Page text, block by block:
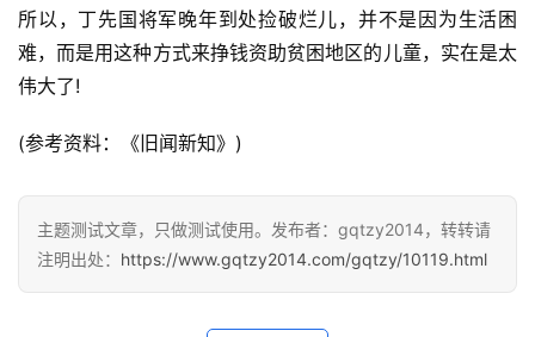
所以，丁先国将军晚年到处捡破烂儿，并不是因为生活困
难，而是用这种方式来挣钱资助贫困地区的儿童，实在是太
伟大了!
(参考资料：《旧闻新知》)
主题测试文章，只做测试使用。发布者：gqtzy2014，转转请
注明出处： https://www.gqtzy2014.com/gqtzy/10119.html